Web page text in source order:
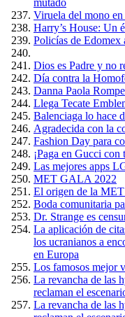
mutado
Viruela del mono
Harry’s House: Un
Policías de
Dios es Padre y no
Día contra la
Danna Paola
Llega Tecate
Balenciaga lo hace
Agradecida con la
Fashion Day para
¡Paga en Gucci con
Las mejores apps
MET GALA 2022
El origen de la
Boda comunitaria
Dr. Strange es
La aplicación de
los ucranianos a
en Europa
Los famosos mejor
La revancha de las
reclaman el
La revancha de las